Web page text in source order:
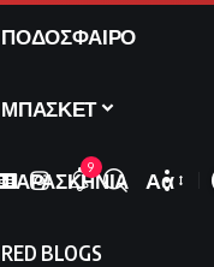
ΠΟΔΟΣΦΑΙΡΟ
ΜΠΑΣΚΕΤ
ΠΑΡΑΣΚΗΝΙΑ
RED BLOGS
9
Font
Αα